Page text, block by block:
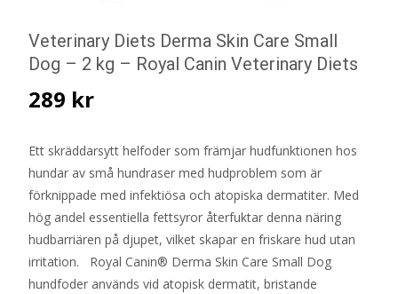
Veterinary Diets Derma Skin Care Small
Dog – 2 kg – Royal Canin Veterinary Diets
289 kr
Ett skräddarsytt helfoder som främjar hudfunktionen hos
hundar av små hundraser med hudproblem som är
förknippade med infektiösa och atopiska dermatiter. Med
hög andel essentiella fettsyror återfuktar denna näring
hudbarriären på djupet, vilket skapar en friskare hud utan
irritation. Royal Canin® Derma Skin Care Small Dog
hundfoder används vid atopisk dermatit, bristande